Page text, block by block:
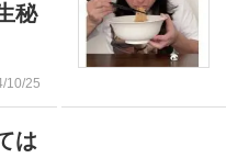
秘
10/25
は